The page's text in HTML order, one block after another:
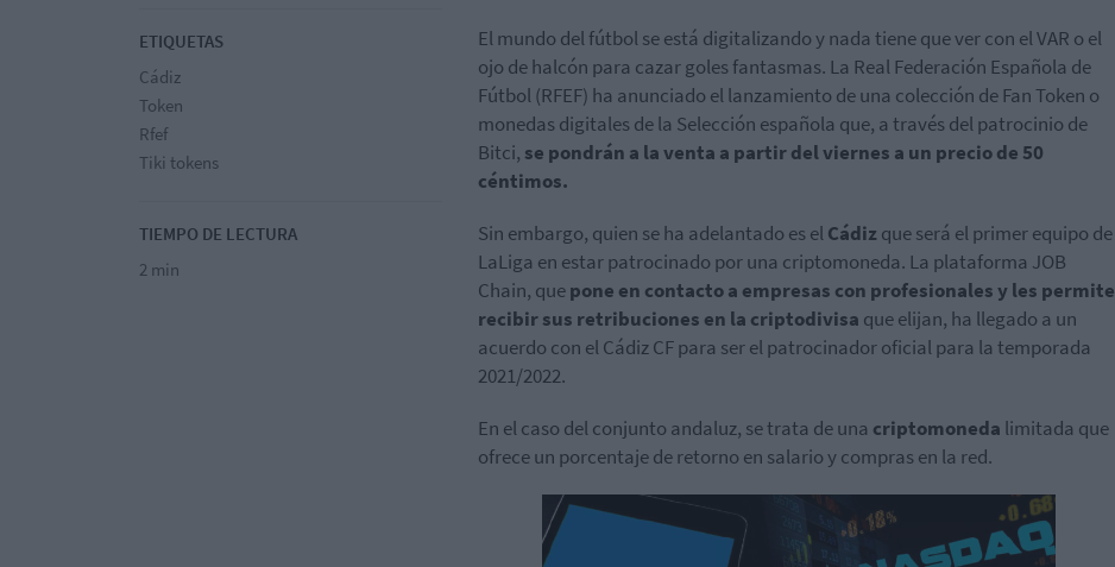
ETIQUETAS
Cádiz
Token
Rfef
Tiki tokens
TIEMPO DE LECTURA
2 min
El mundo del fútbol se está digitalizando y nada tiene que ver con el VAR o el
ojo de halcón para cazar goles fantasmas. La Real Federación Española de
Fútbol (RFEF) ha anunciado el lanzamiento de una colección de Fan Token o
monedas digitales de la Selección española que, a través del patrocinio de
Bitci, se pondrán a la venta a partir del viernes a un precio de 50
céntimos.
Sin embargo, quien se ha adelantado es elCádiz que será el primer equipo de
LaLiga en estar patrocinado por una criptomoneda. La plataforma JOB
Chain, quepone en contacto a empresas con profesionales y les permite
recibir sus retribuciones en la criptodivisa que elijan, ha llegado a un
acuerdo con el Cádiz CF para ser el patrocinador oficial para la temporada
2021/2022.
En el caso del conjunto andaluz, se trata de una criptomoneda limitada que
ofrece un porcentaje de retorno en salario y compras en la red.